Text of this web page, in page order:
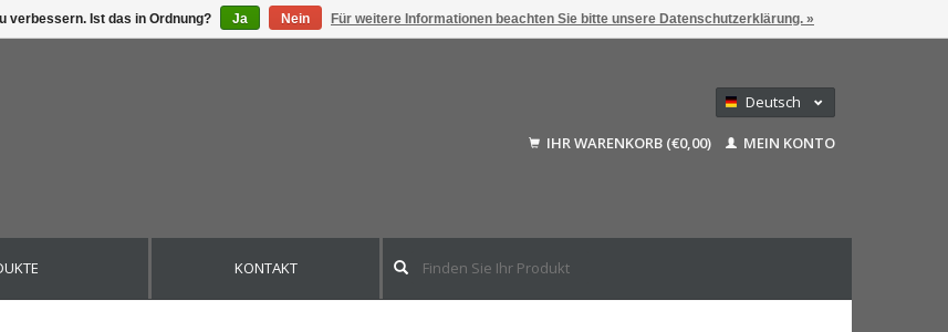
Deutsch
Français
IHR WARENKORB (€0,00) MEIN KONTO
KONTAKT
verbessern. Ist das in Ordnung? Ja Nein Für weitere Informationen beachten Sie bitte unsere Datenschutzerklärung. »